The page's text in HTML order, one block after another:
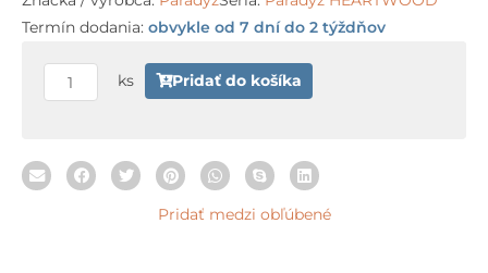
Termín dodania: obvykle od 7 dní do 2 týždňov
Paradyz
Lewy
9,8
ks Pridať do košíka
Pridať medzi obľúbené